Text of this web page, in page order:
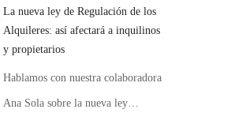
La nueva ley de Regulación de los
Alquileres: así afectará a inquilinos
y propietarios
Hablamos con nuestra colaboradora
Ana Sola sobre la nueva ley…